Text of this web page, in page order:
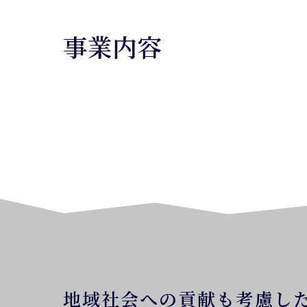
事業内容
地域社会への貢献も考慮し